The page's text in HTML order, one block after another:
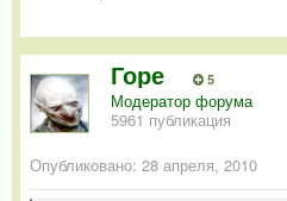
Горе 5
Модератор форума
5961 публикация
Опубликовано: 28 апреля, 2010